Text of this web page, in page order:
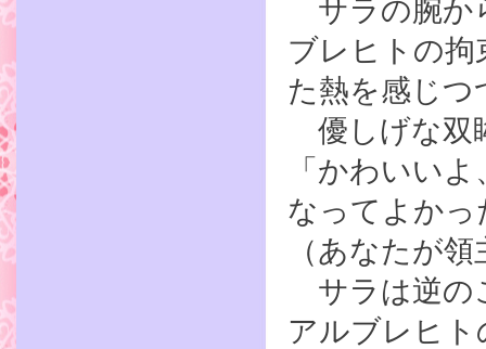
サラの腕か
ブレヒトの
た熱を感じつ
優しげな双
「かわいい
なってよか
（あなたが
サラは逆の
アルブレヒ